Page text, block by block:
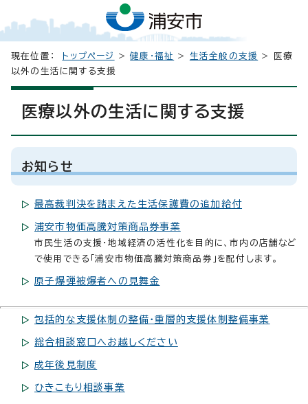
現在位置： トップページ >健康・福祉 > 生活全般の支援
> 医療
以外の生活に関する支援
医療以外の生活に関する支援
お知らせ
最高裁判決を踏まえた生活保護費の追加給付
浦安市物価高騰対策商品券事業
市民生活の支援・地域経済の活性化を目的に、市内の店舗など
で使用できる「浦安市物価高騰対策商品券」を配付します。
原子爆弾被爆者への見舞金
包括的な支援体制の整備・重層的支援体制整備事業
総合相談窓口へお越しください
成年後見制度
ひきこもり相談事業